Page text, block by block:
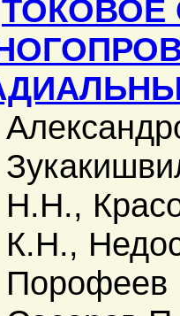
ТОКОВОЕ
Н.Н.,
К.Н.,